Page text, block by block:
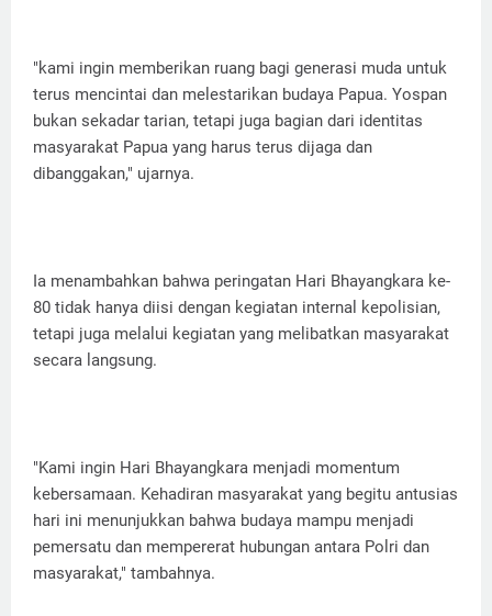
"kami ingin memberikan ruang bagi generasi muda untuk
terus mencintai dan melestarikan budaya Papua. Yospan
bukan sekadar tarian, tetapi juga bagian dari identitas
masyarakat Papua yang harus terus dijaga dan
dibanggakan," ujarnya.
Ia menambahkan bahwa peringatan Hari Bhayangkara ke-
80 tidak hanya diisi dengan kegiatan internal kepolisian,
tetapi juga melalui kegiatan yang melibatkan masyarakat
secara langsung.
"Kami ingin Hari Bhayangkara menjadi momentum
kebersamaan. Kehadiran masyarakat yang begitu antusias
hari ini menunjukkan bahwa budaya mampu menjadi
pemersatu dan mempererat hubungan antara Polri dan
masyarakat," tambahnya.